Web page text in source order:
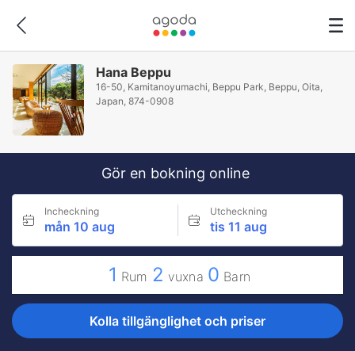
Hana Beppu
16-50, Kamitanoyumachi, Beppu Park, Beppu, Oita,
Japan, 874-0908
Gör en bokning online
Incheckning
mån 10 aug
Utcheckning
tis 11 aug
1 Rum 2 vuxna 0 Barn
Kolla tillgänglighet och priser